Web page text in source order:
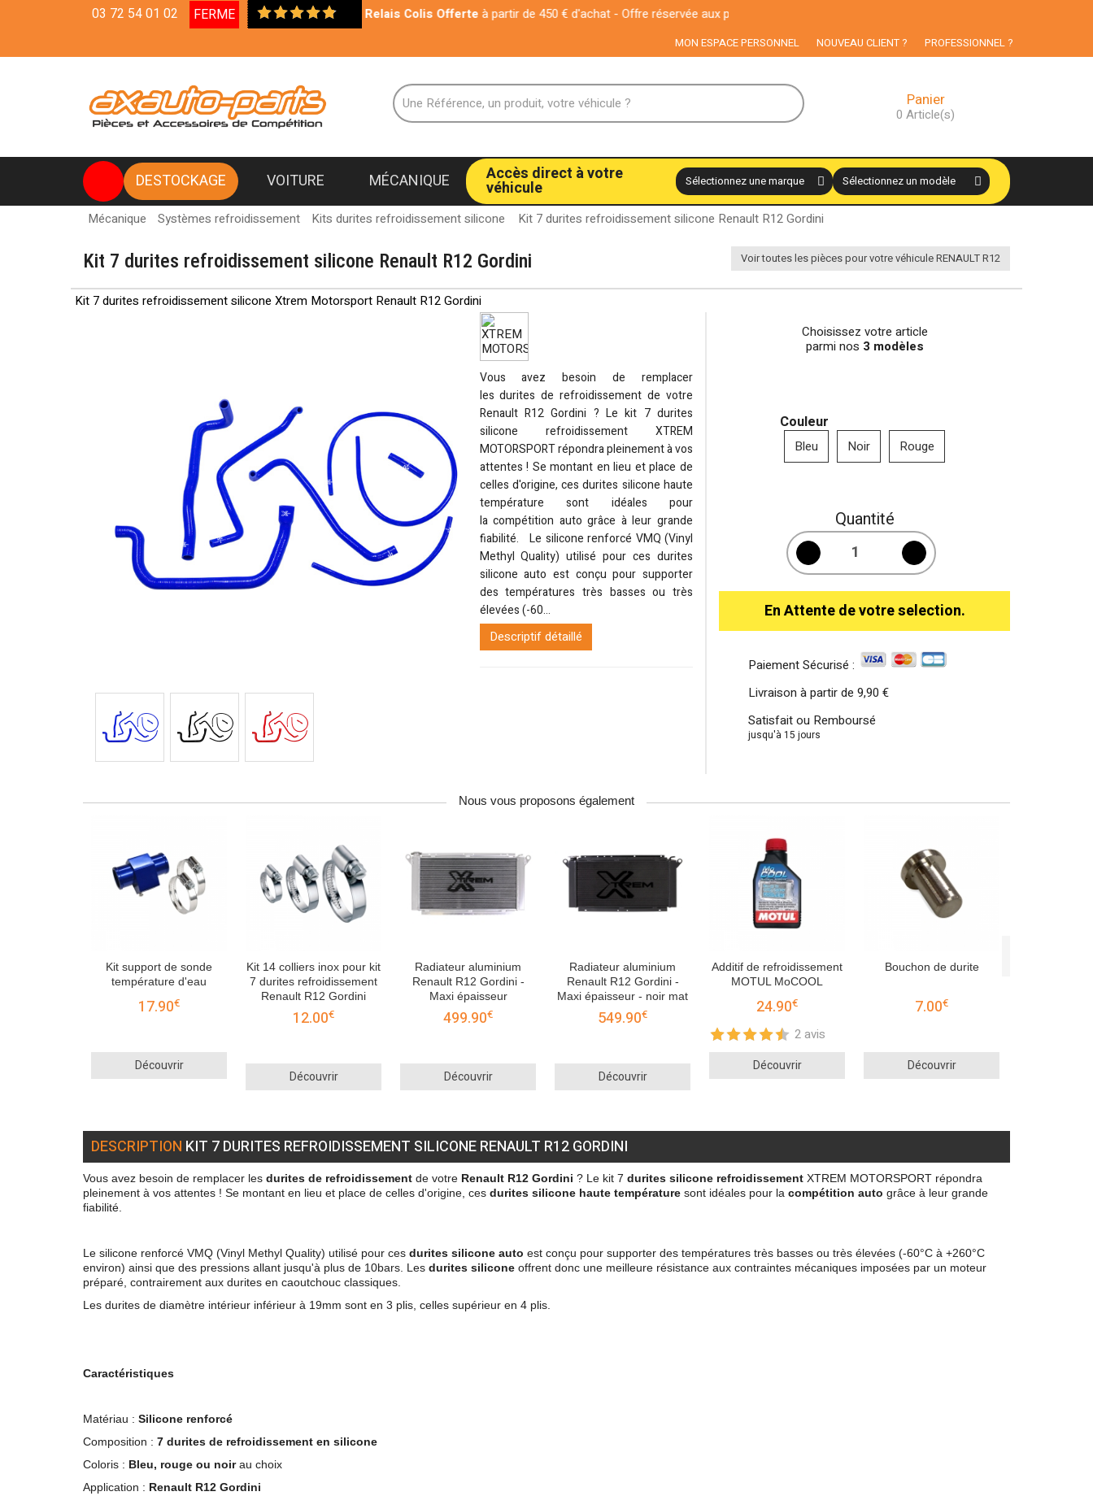
03 72 54 01 02 FERMELivraison en Relais Colis Offerte à partir de 450 € d'achat - Offre réservée aux particuliers
MON ESPACE PERSONNEL NOUVEAU CLIENT ? PROFESSIONNEL ?
Panier
0 Article(s)
DESTOCKAGE VOITURE MÉCANIQUE Accès direct à votre
véhicule
Mécanique Systèmes refroidissement Kits durites refroidissement silicone Kit 7 durites refroidissement silicone Renault R12 Gordini
Kit 7 durites refroidissement silicone Renault R12 Gordini Voir toutes les pièces pour votre véhicule RENAULT R12
Kit 7 durites refroidissement silicone Xtrem Motorsport Renault R12 Gordini
Vous avez besoin de remplacer
les durites de refroidissement de votre
Renault R12 Gordini ? Le kit 7 durites
silicone refroidissement XTREM
MOTORSPORT répondra pleinement à vos
attentes ! Se montant en lieu et place de
celles d'origine, ces durites silicone haute
température sont idéales pour
la compétition auto grâce à leur grande
fiabilité. Le silicone renforcé VMQ (Vinyl
Methyl Quality) utilisé pour ces durites
silicone auto est conçu pour supporter
des températures très basses ou très
élevées (-60...
Descriptif détaillé
Choisissez votre article
parmi nos 3 modèles
Couleur
Bleu Noir Rouge
Quantité
En Attente de votre selection.
Paiement Sécurisé :
Livraison à partir de 9,90 €
Satisfait ou Remboursé
jusqu'à 15 jours
Nous vous proposons également
Kit support de sonde
température d'eau
17.90€
Découvrir
Kit 14 colliers inox pour kit
7 durites refroidissement
Renault R12 Gordini
12.00€
Découvrir
Radiateur aluminium
Renault R12 Gordini -
Maxi épaisseur
499.90€
Découvrir
Radiateur aluminium
Renault R12 Gordini -
Maxi épaisseur - noir mat
549.90€
Découvrir
Additif de refroidissement
MOTUL MoCOOL
24.90€
2 avis
Découvrir
Bouchon de durite
7.00€
Découvrir
DESCRIPTION KIT 7 DURITES REFROIDISSEMENT SILICONE RENAULT R12 GORDINI
Vous avez besoin de remplacer les durites de refroidissement de votre Renault R12 Gordini ? L e kit 7 durites silicone refroidissement XTREM MOTORSPORT répondra
pleinement à vos attentes ! Se montant en lieu et place de celles d'origine, ces durites silicone haute température sont idéales pour la compétition auto grâce à leur grande
fiabilité.
Le silicone renforcé VMQ (Vinyl Methyl Quality) utilisé pour ces durites silicone auto est conçu pour supporter des températures très basses ou très élevées (-60°C à +260°C
environ) ainsi que des pressions allant jusqu'à plus de 10bars. Les durites silicone offrent donc une meilleure résistance aux contraintes mécaniques imposées par un moteur
préparé, contrairement aux durites en caoutchouc classiques.
Les durites de diamètre intérieur inférieur à 19mm sont en 3 plis, celles supérieur en 4 plis.
Caractéristiques
Matériau : Silicone renforcé
Composition : 7 durites de refroidissement en silicone
Coloris : Bleu, rouge ou noirau choix
Application : Renault R12 Gordini